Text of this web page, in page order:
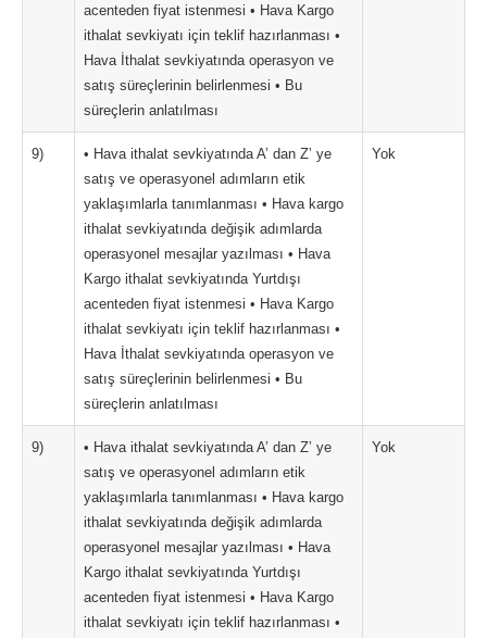
acenteden fiyat istenmesi • Hava Kargo
ithalat sevkiyatı için teklif hazırlanması •
Hava İthalat sevkiyatında operasyon ve
satış süreçlerinin belirlenmesi • Bu
süreçlerin anlatılması
9)
• Hava ithalat sevkiyatında A’ dan Z’ ye
satış ve operasyonel adımların etik
yaklaşımlarla tanımlanması • Hava kargo
ithalat sevkiyatında değişik adımlarda
operasyonel mesajlar yazılması • Hava
Kargo ithalat sevkiyatında Yurtdışı
acenteden fiyat istenmesi • Hava Kargo
ithalat sevkiyatı için teklif hazırlanması •
Hava İthalat sevkiyatında operasyon ve
satış süreçlerinin belirlenmesi • Bu
süreçlerin anlatılması
Yok
9)
• Hava ithalat sevkiyatında A’ dan Z’ ye
satış ve operasyonel adımların etik
yaklaşımlarla tanımlanması • Hava kargo
ithalat sevkiyatında değişik adımlarda
operasyonel mesajlar yazılması • Hava
Kargo ithalat sevkiyatında Yurtdışı
acenteden fiyat istenmesi • Hava Kargo
ithalat sevkiyatı için teklif hazırlanması •
Yok